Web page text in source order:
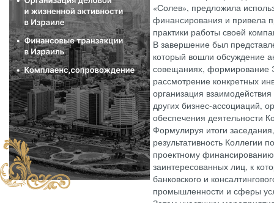
«Солев», предложила
финансирования и привела
практики работы своей
В завершение был
который вошли обсуждение
совещаниях, формирование
рассмотрение конкретных
организация
других бизнес-ассоциаций,
обеспечения деятельности
Формулируя итоги
результативность Коллегии
проектному финансированию
заинтересованных лиц, к
банковского и
промышленности и сферы